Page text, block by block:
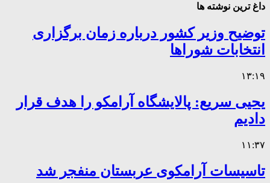
داغ ترین نوشته ها
توضیح وزیر کشور درباره زمان برگزاری
انتخابات شوراها
۱۳:۱۹
یحیی سریع: پالایشگاه آرامکو را هدف قرار
دادیم
۱۱:۳۷
تاسیسات آرامکوی عربستان منفجر شد